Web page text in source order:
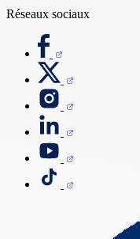
Réseaux sociaux